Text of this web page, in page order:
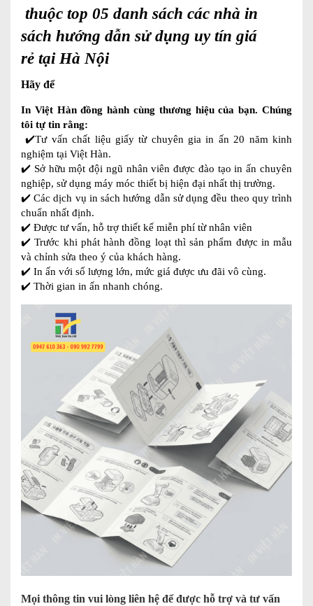
thuộc top 05 danh sách các nhà in
sách hướng dẫn sử dụng uy tín giá
rẻ tại Hà Nội
Hãy để
In Việt Hàn đồng hành cùng thương hiệu của bạn. Chúng
tôi tự tin rằng:
✔️Tư vấn chất liệu giấy từ chuyên gia in ấn 20 năm kinh
nghiệm tại Việt Hàn.
✔️ Sở hữu một đội ngũ nhân viên được đào tạo in ấn chuyên
nghiệp, sử dụng máy móc thiết bị hiện đại nhất thị trường.
✔️ Các dịch vụ in sách hướng dẫn sử dụng đều theo quy trình
chuẩn nhất định.
✔️ Được tư vấn, hỗ trợ thiết kế miễn phí từ nhân viên
✔️ Trước khi phát hành đồng loạt thì sản phẩm được in mẫu
và chỉnh sửa theo ý của khách hàng.
✔️ In ấn với số lượng lớn, mức giá được ưu đãi vô cùng.
✔️ Thời gian in ấn nhanh chóng.
Mọi thông tin vui lòng liên hệ để được hỗ trợ và tư vấn